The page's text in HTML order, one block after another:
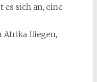
es sich an, eine
Afrika fliegen,